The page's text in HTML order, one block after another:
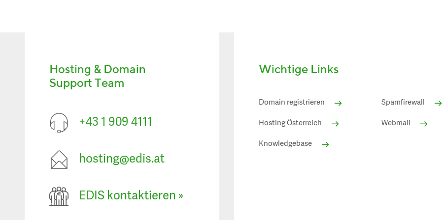
Hosting & Domain
Support Team
+43 1 909 4111
hosting@edis.at
EDIS kontaktieren »
Wichtige Links
Domain registrieren
Hosting Österreich
Knowledgebase
Spamfirewall
Webmail